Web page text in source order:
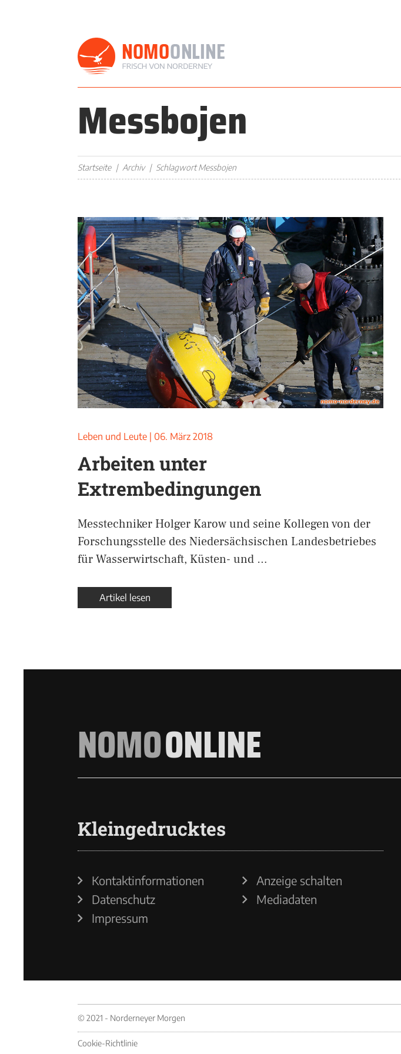
Messbojen
Startseite Archiv Schlagwort Messbojen
Leben und Leute 06. März 2018
Arbeiten unter
Extrembedingungen
Messtechniker Holger Karow und seine Kollegen von der
Forschungsstelle des Niedersächsischen Landesbetriebes
für Wasserwirtschaft, Küsten- und …
Artikel lesen
NOMOONLINE
Kleingedrucktes
Kontaktinformationen
Datenschutz
Impressum
Anzeige schalten
Mediadaten
© 2021 - Norderneyer Morgen
Cookie-Richtlinie